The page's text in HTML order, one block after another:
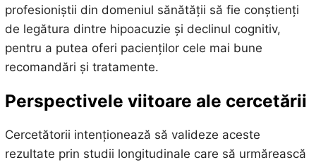
profesioniștii din domeniul sănătății să fie conștienți
de legătura dintre hipoacuzie și declinul cognitiv,
pentru a putea oferi pacienților cele mai bune
recomandări și tratamente.
Perspectivele viitoare ale cercetării
Cercetătorii intenționează să valideze aceste
rezultate prin studii longitudinale care să urmărească